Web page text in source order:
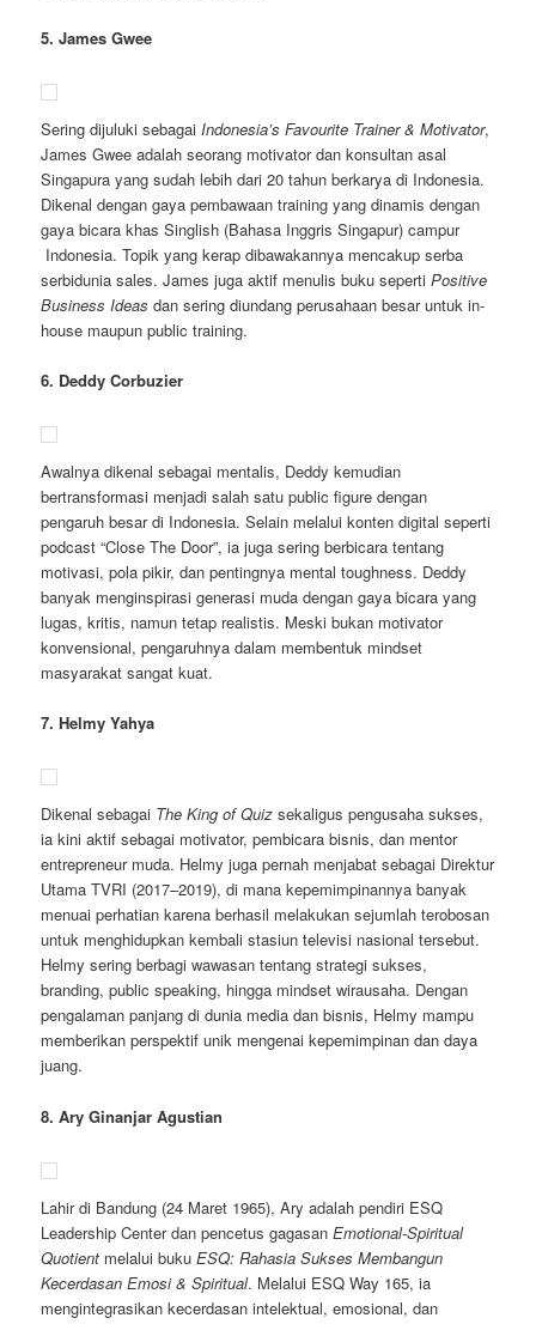
5. James Gwee
Sering dijuluki sebagaiIndonesia’s Favourite Trainer & Motivator,
James Gwee adalah seorang motivator dan konsultan asal
Singapura yang sudah lebih dari 20 tahun berkarya di Indonesia.
Dikenal dengan gaya pembawaan training yang dinamis dengan
gaya bicara khas Singlish (Bahasa Inggris Singapur) campur
Indonesia. Topik yang kerap dibawakannya mencakup serba
serbidunia sales. James juga aktif menulis buku sepertiPositive
Business Ideas dan sering diundang perusahaan besar untuk in-
house maupun public training.
6. Deddy Corbuzier
Awalnya dikenal sebagai mentalis, Deddy kemudian
bertransformasi menjadi salah satu public figure dengan
pengaruh besar di Indonesia. Selain melalui konten digital seperti
podcast “Close The Door”, ia juga sering berbicara tentang
motivasi, pola pikir, dan pentingnya mental toughness. Deddy
banyak menginspirasi generasi muda dengan gaya bicara yang
lugas, kritis, namun tetap realistis. Meski bukan motivator
konvensional, pengaruhnya dalam membentuk mindset
masyarakat sangat kuat.
7. Helmy Yahya
Dikenal sebagai The King of Quiz sekaligus pengusaha sukses,
ia kini aktif sebagai motivator, pembicara bisnis, dan mentor
entrepreneur muda. Helmy juga pernah menjabat sebagai Direktur
Utama TVRI (2017–2019), di mana kepemimpinannya banyak
menuai perhatian karena berhasil melakukan sejumlah terobosan
untuk menghidupkan kembali stasiun televisi nasional tersebut.
Helmy sering berbagi wawasan tentang strategi sukses,
branding, public speaking, hingga mindset wirausaha. Dengan
pengalaman panjang di dunia media dan bisnis, Helmy mampu
memberikan perspektif unik mengenai kepemimpinan dan daya
juang.
8. Ary Ginanjar Agustian
Lahir di Bandung (24 Maret 1965), Ary adalah pendiri ESQ
Leadership Center dan pencetus gagasanEmotional-Spiritual
Quotient melalui bukuESQ: Rahasia Sukses Membangun
Kecerdasan Emosi & Spiritual. Melalui ESQ Way 165, ia
mengintegrasikan kecerdasan intelektual, emosional, dan